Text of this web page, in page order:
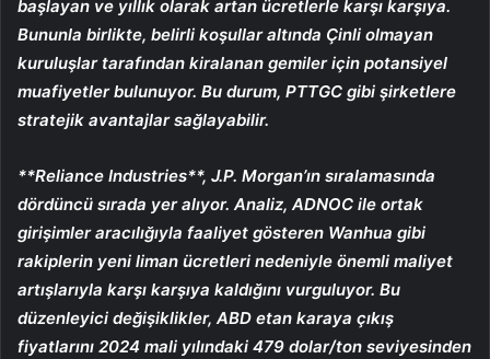
başlayan ve yıllık olarak artan ücretlerle karşı karşıya.
Bununla birlikte, belirli koşullar altında Çinli olmayan
kuruluşlar tarafından kiralanan gemiler için potansiyel
muafiyetler bulunuyor. Bu durum, PTTGC gibi şirketlere
stratejik avantajlar sağlayabilir.
**Reliance Industries**, J.P. Morgan’ın sıralamasında
dördüncü sırada yer alıyor. Analiz, ADNOC ile ortak
girişimler aracılığıyla faaliyet gösteren Wanhua gibi
rakiplerin yeni liman ücretleri nedeniyle önemli maliyet
artışlarıyla karşı karşıya kaldığını vurguluyor. Bu
düzenleyici değişiklikler, ABD etan karaya çıkış
fiyatlarını 2024 mali yılındaki 479 dolar/ton seviyesinden